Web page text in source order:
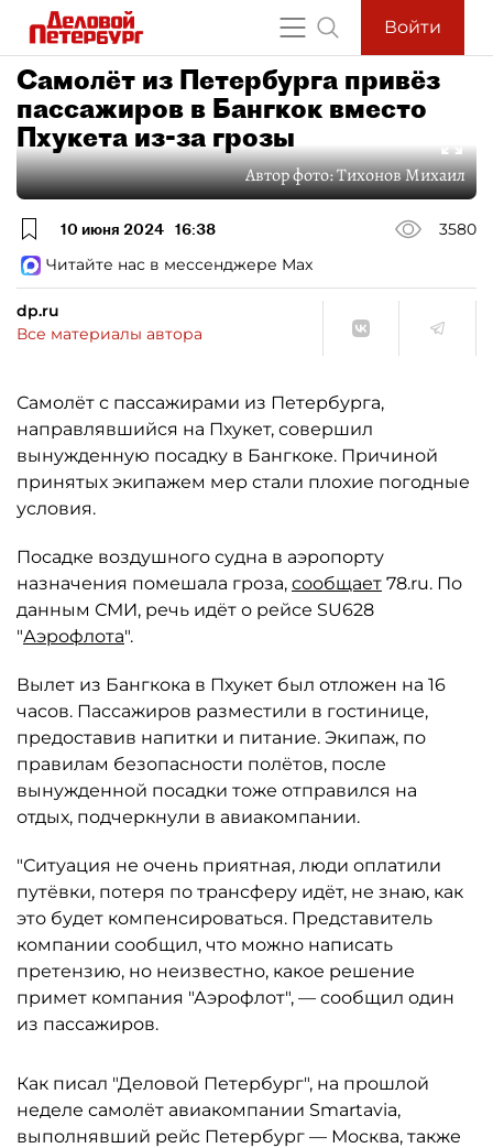
Войти
Самолёт из Петербурга привёз
пассажиров в Бангкок вместо
Пхукета из-за грозы
Автор фото:Тихонов Михаил
10 июня 2024 16:38
3580
Читайте нас в мессенджере Max
dp.ru
Все материалы автора
Самолёт с пассажирами из Петербурга,
направлявшийся на Пхукет, совершил
вынужденную посадку в Бангкоке. Причиной
принятых экипажем мер стали плохие погодные
условия.
Посадке воздушного судна в аэропорту
назначения помешала гроза, сообщает 78.ru. По
данным СМИ, речь идёт о рейсе SU628
"Аэрофлота".
Вылет из Бангкока в Пхукет был отложен на 16
часов. Пассажиров разместили в гостинице,
предоставив напитки и питание. Экипаж, по
правилам безопасности полётов, после
вынужденной посадки тоже отправился на
отдых, подчеркнули в авиакомпании.
"Ситуация не очень приятная, люди оплатили
путёвки, потеря по трансферу идёт, не знаю, как
это будет компенсироваться. Представитель
компании сообщил, что можно написать
претензию, но неизвестно, какое решение
примет компания "Аэрофлот", — сообщил один
из пассажиров.
Как писал "Деловой Петербург", на прошлой
неделе самолёт авиакомпании Smartavia,
выполнявший рейс Петербург — Москва, также